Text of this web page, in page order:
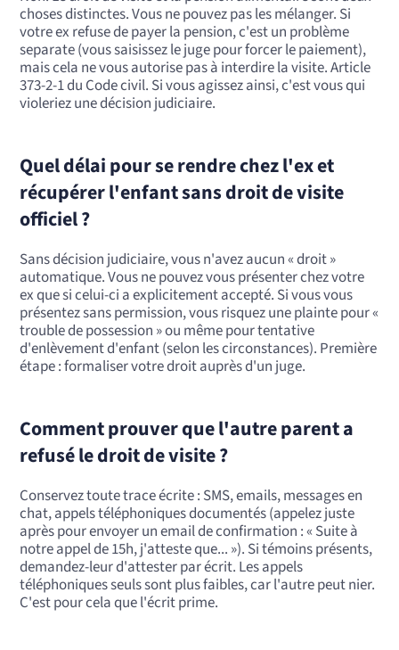
choses distinctes. Vous ne pouvez pas les mélanger. Si
votre ex refuse de payer la pension, c'est un problème
separate (vous saisissez le juge pour forcer le paiement),
mais cela ne vous autorise pas à interdire la visite. Article
373-2-1 du Code civil. Si vous agissez ainsi, c'est vous qui
violeriez une décision judiciaire.
Quel délai pour se rendre chez l'ex et
récupérer l'enfant sans droit de visite
officiel ?
Sans décision judiciaire, vous n'avez aucun « droit »
automatique. Vous ne pouvez vous présenter chez votre
ex que si celui-ci a explicitement accepté. Si vous vous
présentez sans permission, vous risquez une plainte pour «
trouble de possession » ou même pour tentative
d'enlèvement d'enfant (selon les circonstances). Première
étape : formaliser votre droit auprès d'un juge.
Comment prouver que l'autre parent a
refusé le droit de visite ?
Conservez toute trace écrite : SMS, emails, messages en
chat, appels téléphoniques documentés (appelez juste
après pour envoyer un email de confirmation : « Suite à
notre appel de 15h, j'atteste que... »). Si témoins présents,
demandez-leur d'attester par écrit. Les appels
téléphoniques seuls sont plus faibles, car l'autre peut nier.
C'est pour cela que l'écrit prime.